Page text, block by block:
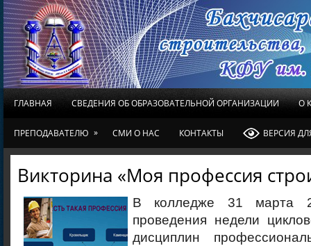
ГЛАВНАЯ СВЕДЕНИЯ ОБ ОБРАЗОВАТЕЛЬНОЙ ОРГАНИЗАЦИИ О
ПРЕПОДАВАТЕЛЮ » СМИ О НАС КОНТАКТЫ ВЕРСИЯ
Викторина «Моя профессия
В колледже 31 марта
проведения недели
дисциплин